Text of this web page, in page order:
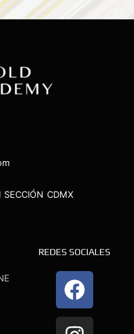
CDMX
REDES SOCIALES
F
a
c
I
n
s
Y
o
u